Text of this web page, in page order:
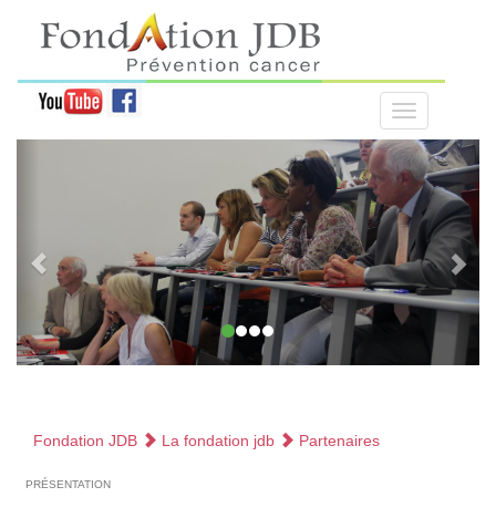
Fondation JDB La fondation jdb Partenaires
présentation